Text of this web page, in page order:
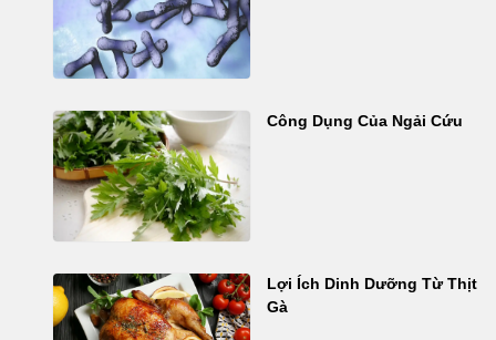
Công Dụng Của Ngải Cứu
Lợi Ích Dinh Dưỡng Từ Thịt
Gà